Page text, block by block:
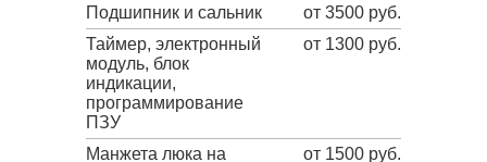
Подшипник и сальник
от 3500 руб.
Таймер, электронный
модуль, блок
индикации,
программирование
ПЗУ
от 1300 руб.
Манжета люка на
от 1500 руб.